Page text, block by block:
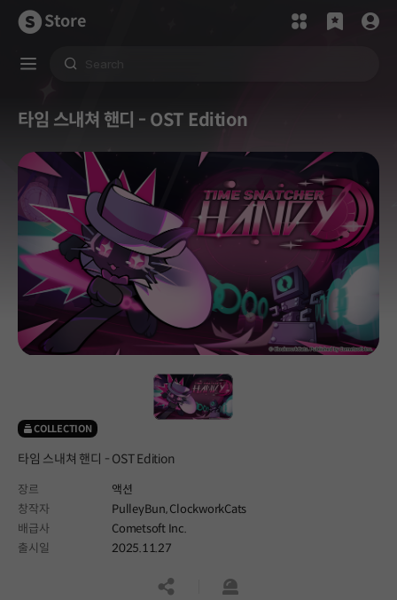
Store
타임 스내쳐 핸디 - OST Edition
COLLECTION
타임 스내쳐 핸디 - OST Edition
장르
액션
창작자
PulleyBun, ClockworkCats
배급사
Cometsoft Inc.
출시일
2025.11.27
공유하기신고하기